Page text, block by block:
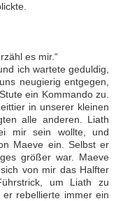
es mir.“
ich wartete geduldig,
neugierig entgegen,
ein Kommando zu.
in unserer kleinen
alle anderen. Liath
mir sein wollte, und
Maeve ein. Selbst er
größer war. Maeve
von mir das Halfter
um Liath zu
rebellierte immer ein